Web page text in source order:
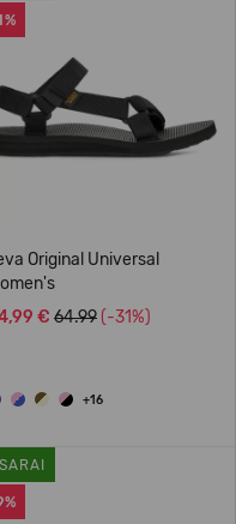
Original Universal
€ 64.99 (-31%)
+16